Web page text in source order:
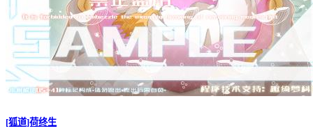
[狐道]荷终生